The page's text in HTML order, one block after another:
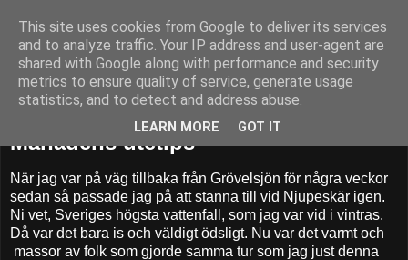
52adventures
Månadens utetips
När jag var på väg tillbaka från Grövelsjön för några veckor
sedan så passade jag på att stanna till vid Njupeskär igen.
Ni vet, Sveriges högsta vattenfall, som jag var vid i vintras.
Då var det bara is och väldigt ödsligt. Nu var det varmt och
massor av folk som gjorde samma tur som jag just denna
This site uses cookies from Google to deliver its services
and to analyze traffic. Your IP address and user-agent are
shared with Google along with performance and security
metrics to ensure quality of service, generate usage
statistics, and to detect and address abuse.
LEARN MORE GOT IT